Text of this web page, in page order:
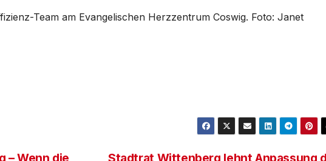
Team am Evangelischen Herzzentrum Coswig. Foto: Janet
Stadtrat Wittenberg lehnt Anpassung
– Wenn die